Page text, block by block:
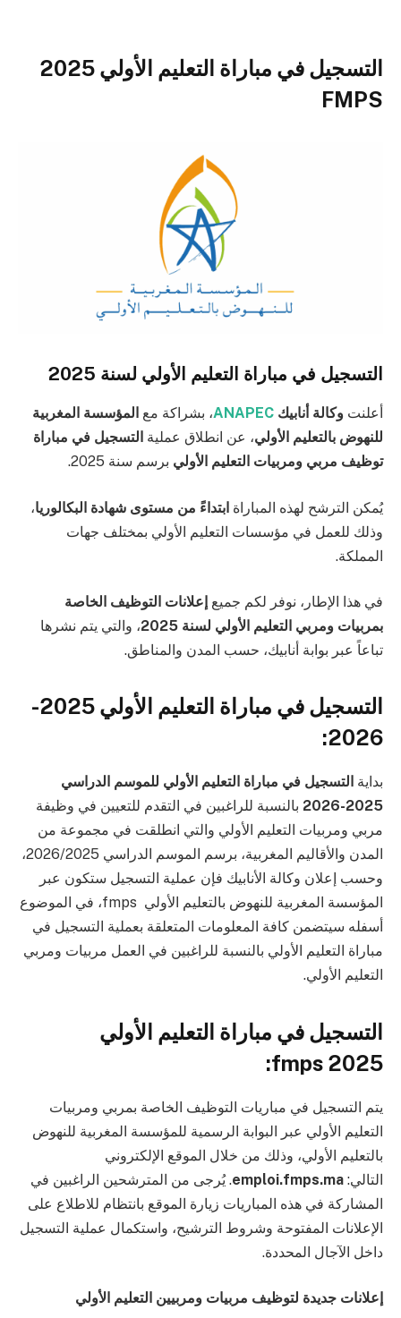
التسجيل في مباراة التعليم الأولي 2025
FMPS
التسجيل في مباراة التعليم الأولي لسنة 2025
أعلنت وكالة أنابيك ANAPEC، بشراكة مع المؤسسة المغربية
للنهوض بالتعليم الأولي، عن انطلاق عملية التسجيل في مباراة
توظيف مربي ومربيات التعليم الأولي برسم سنة 2025.
يُمكن الترشح لهذه المباراة ابتداءً من مستوى شهادة البكالوريا،
وذلك للعمل في مؤسسات التعليم الأولي بمختلف جهات
المملكة.
في هذا الإطار، نوفر لكم جميع إعلانات التوظيف الخاصة
بمربيات ومربي التعليم الأولي لسنة 2025
، والتي يتم نشرها
تباعاً عبر بوابة أنابيك، حسب المدن والمناطق.
التسجيل في مباراة التعليم الأولي 2025-
2026:
بداية التسجيل في مباراة التعليم الأولي للموسم الدراسي
2025-2026
بالنسبة للراغبين في التقدم للتعيين في وظيفة
مربي ومربيات التعليم الأولي والتي انطلقت في مجموعة من
المدن والأقاليم المغربية، برسم الموسم الدراسي 2026/2025،
وحسب إعلان وكالة الأنابيك فإن عملية التسجيل ستكون عبر
المؤسسة المغربية للنهوض بالتعليم الأولي fmps، في الموضوع
أسفله سيتضمن كافة المعلومات المتعلقة بعملية التسجيل في
مباراة التعليم الأولي بالنسبة للراغبين في العمل مربيات ومربي
التعليم الأولي.
التسجيل في مباراة التعليم الأولي
2025 fmps:
يتم التسجيل في مباريات التوظيف الخاصة بمربي ومربيات
التعليم الأولي عبر البوابة الرسمية للمؤسسة المغربية للنهوض
بالتعليم الأولي، وذلك من خلال الموقع الإلكتروني
التالي: emploi.fmps.ma. يُرجى من المترشحين الراغبين في
المشاركة في هذه المباريات زيارة الموقع بانتظام للاطلاع على
الإعلانات المفتوحة وشروط الترشيح، واستكمال عملية التسجيل
داخل الآجال المحددة.
إعلانات جديدة لتوظيف مربيات ومربيين التعليم الأولي